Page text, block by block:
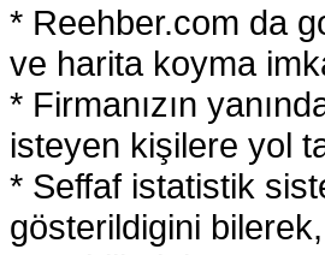
* Reehber.com da
ve harita koyma
* Firmanızın
isteyen kişilere yol
* Seffaf istatistik
gösterildigini